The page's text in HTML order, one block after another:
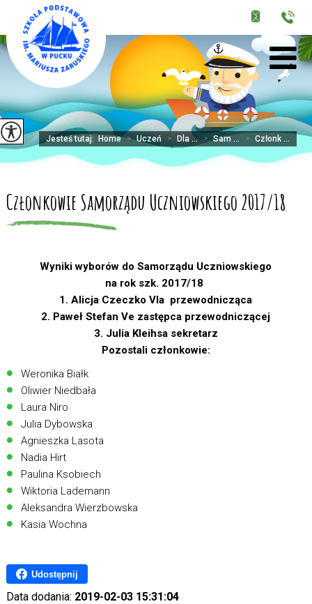
Jesteś tutaj: Home > Uczeń > Dla ... > Sam ... > Członk ...
Członkowie Samorządu Uczniowskiego 2017/18
Wyniki wyborów do Samorządu Uczniowskiego
na rok szk. 2017/18
1. Alicja Czeczko VIa przewodnicząca
2. Paweł Stefan Ve zastępca przewodniczącej
3. Julia Kleihsa sekretarz
Pozostali członkowie:
Weronika Białk
Oliwier Niedbała
Laura Niro
Julia Dybowska
Agnieszka Lasota
Nadia Hirt
Paulina Ksobiech
Wiktoria Lademann
Aleksandra Wierzbowska
Kasia Wochna
Udostępnij
Data dodania: 2019-02-03 15:31:04